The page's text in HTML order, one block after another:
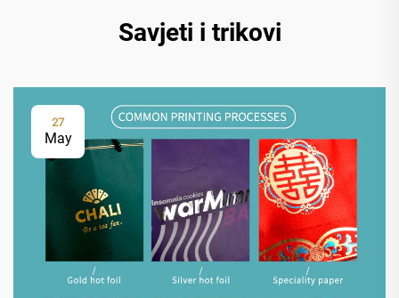
Savjeti i trikovi
27
May